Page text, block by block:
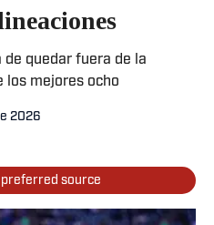
de quedar fuera de la
los mejores ocho
2026
preferred source